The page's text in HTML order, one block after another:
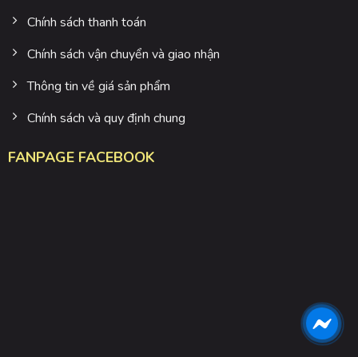
Chính sách thanh toán
Chính sách vận chuyển và giao nhận
Thông tin về giá sản phẩm
Chính sách và quy định chung
FANPAGE FACEBOOK